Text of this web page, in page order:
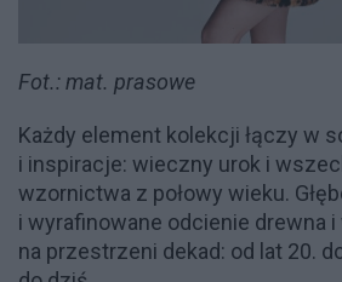
Fot.: mat. prasowe
Każdy element kolekcji łączy w
i inspiracje: wieczny urok i
wzornictwa z połowy wieku.
i wyrafinowane odcienie drewna
na przestrzeni dekad: od lat 20.